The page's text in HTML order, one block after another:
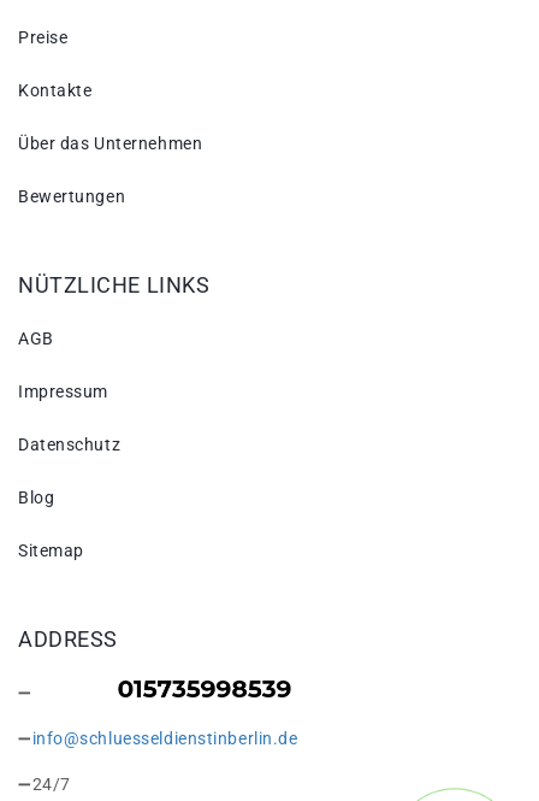
Preise
Kontakte
Über das Unternehmen
Bewertungen
NÜTZLICHE LINKS
AGB
Impressum
Datenschutz
Blog
Sitemap
ADDRESS
info@schluesseldienstinberlin.de
24/7